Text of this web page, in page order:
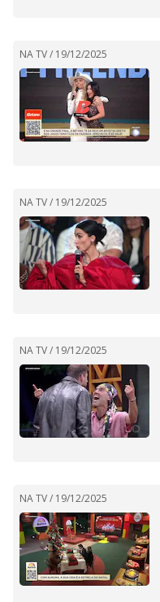
NA TV / 19/12/2025
NA TV / 19/12/2025
NA TV / 19/12/2025
NA TV / 19/12/2025